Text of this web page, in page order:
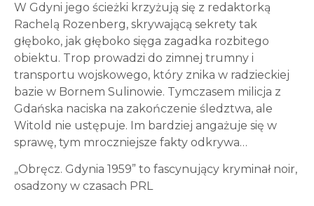
W Gdyni jego ścieżki krzyżują się z redaktorką
Rachelą Rozenberg, skrywającą sekrety tak
głęboko, jak głęboko sięga zagadka rozbitego
obiektu. Trop prowadzi do zimnej trumny i
transportu wojskowego, który znika w radzieckiej
bazie w Bornem Sulinowie. Tymczasem milicja z
Gdańska naciska na zakończenie śledztwa, ale
Witold nie ustępuje. Im bardziej angażuje się w
sprawę, tym mroczniejsze fakty odkrywa…
„Obręcz. Gdynia 1959” to fascynujący kryminał noir,
osadzony w czasach PRL